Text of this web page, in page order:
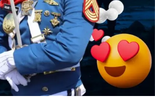
OUR PROGRAM
REGISTRATION